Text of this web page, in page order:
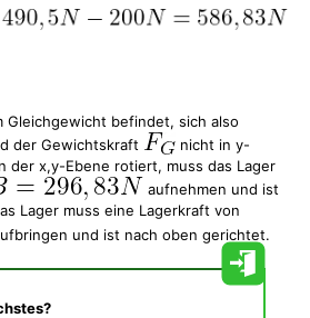
Gleichgewicht befindet, sich also
der Gewichtskraft
nicht in y-
der x,y-Ebene rotiert, muss das Lager
aufnehmen und ist
Lager muss eine Lagerkraft von
und ist nach oben gerichtet.